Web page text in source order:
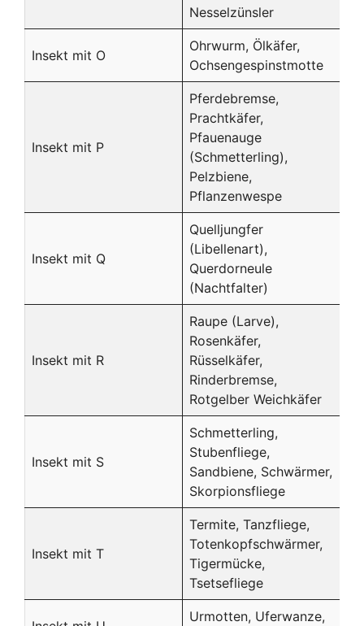
Nesselzünsler
Insekt mit O
Ohrwurm, Ölkäfer,
Ochsengespinstmotte
Insekt mit P
Pferdebremse,
Prachtkäfer,
Pfauenauge
(Schmetterling),
Pelzbiene,
Pflanzenwespe
Insekt mit Q
Quelljungfer
(Libellenart),
Querdorneule
(Nachtfalter)
Insekt mit R
Raupe (Larve),
Rosenkäfer,
Rüsselkäfer,
Rinderbremse,
Rotgelber Weichkäfer
Insekt mit S
Schmetterling,
Stubenfliege,
Sandbiene, Schwärmer,
Skorpionsfliege
Insekt mit T
Termite, Tanzfliege,
Totenkopfschwärmer,
Tigermücke,
Tsetsefliege
Urmotten, Uferwanze,